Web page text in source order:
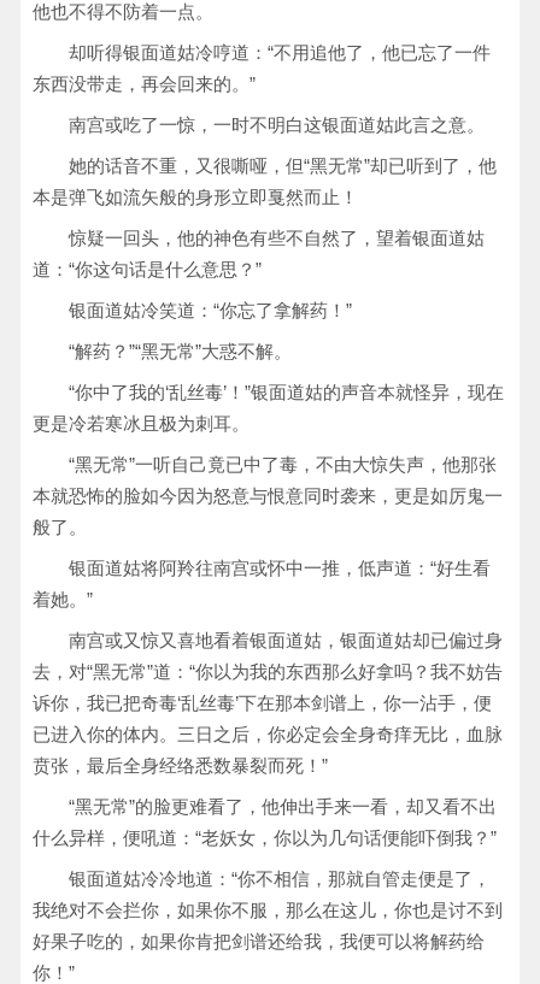
他也不得不防着一点。
却听得银面道姑冷哼道：“不用追他了，他已忘了一件
东西没带走，再会回来的。”
南宫或吃了一惊，一时不明白这银面道姑此言之意。
她的话音不重，又很嘶哑，但“黑无常”却已听到了，他
本是弹飞如流矢般的身形立即戛然而止！
惊疑一回头，他的神色有些不自然了，望着银面道姑
道：“你这句话是什么意思？”
银面道姑冷笑道：“你忘了拿解药！”
“解药？”“黑无常”大惑不解。
“你中了我的‘乱丝毒’！”银面道姑的声音本就怪异，现在
更是冷若寒冰且极为刺耳。
“黑无常”一听自己竟已中了毒，不由大惊失声，他那张
本就恐怖的脸如今因为怒意与恨意同时袭来，更是如厉鬼一
般了。
银面道姑将阿羚往南宫或怀中一推，低声道：“好生看
着她。”
南宫或又惊又喜地看着银面道姑，银面道姑却已偏过身
去，对“黑无常”道：“你以为我的东西那么好拿吗？我不妨告
诉你，我已把奇毒‘乱丝毒’下在那本剑谱上，你一沾手，便
已进入你的体内。三日之后，你必定会全身奇痒无比，血脉
贲张，最后全身经络悉数暴裂而死！”
“黑无常”的脸更难看了，他伸出手来一看，却又看不出
什么异样，便吼道：“老妖女，你以为几句话便能吓倒我？”
银面道姑冷冷地道：“你不相信，那就自管走便是了，
我绝对不会拦你，如果你不服，那么在这儿，你也是讨不到
好果子吃的，如果你肯把剑谱还给我，我便可以将解药给
你！”